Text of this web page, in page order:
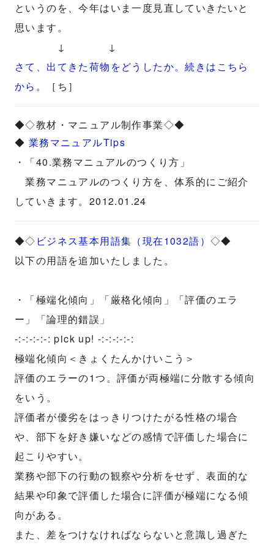
というのを、今年はいま一度見直していきたいと
思います。
↓ ↓
さて、出てきた荷物をどうしたか。続きはこちら
から。
［ち］
◆◇教材・マニュアル制作事業◇◆
◆ 業務マニュアルTips
・「40.業務マニュアルのつくり方」
業務マニュアルのつくり方を、体系的にご紹介
していきます。2012.01.24
◆◇ ビジネス基本用語集（現在1032語）◇◆
以下の用語を追加いたしました。
・「極端化傾向」「厳格化傾向」「評価のエラ
ー」「論理的錯誤」
-:-:-:-:-: pick up! -:-:-:-:-:
極端化傾向＜きょくたんかけいこう＞
評価のエラーの1つ。評価が両極端に分散する傾向
をいう。
評価者が優劣をはっきりつけたがる性格の場合
や、部下を好き嫌いなどの感情で評価した場合に
起こりやすい。
業務や部下の行動の観察や分析をせず、表面的な
結果や印象で評価した場合に評価が極端になる傾
向がある。
また、差をつけなければならないと意識し過ぎた